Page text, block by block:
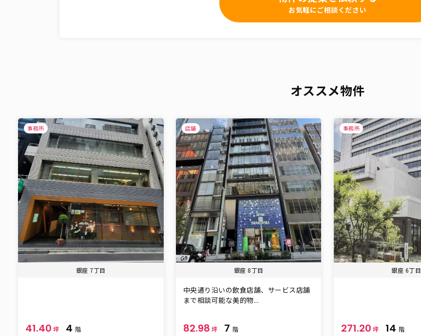
お気軽にご相談ください
オススメ物件
事務所
銀座 7丁目
41.40 坪 4 階
店舗
銀座 8丁目
中央通り沿いの飲食店舗、サービス店舗
まで相談可能な美的物...
82.98 坪 7 階
事務所
銀座 6丁目
271.20 坪 14 階